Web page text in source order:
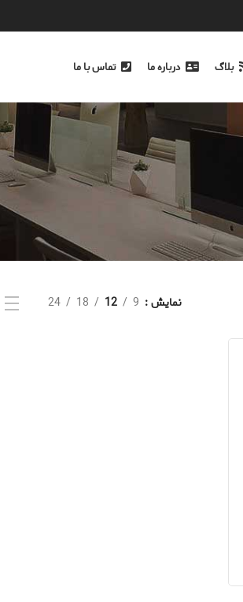
بلاگ درباره ما تماس با ما
نمایش 9
12
18
24